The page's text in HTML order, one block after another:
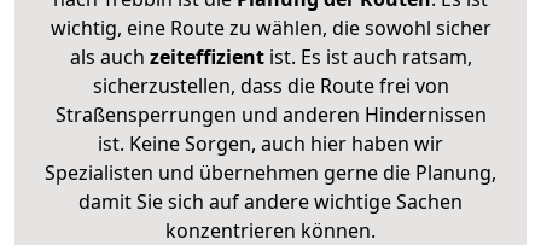
wichtig, eine Route zu wählen, die sowohl sicher
als auch zeiteffizientist. Es ist auch ratsam,
sicherzustellen, dass die Route frei von
Straßensperrungen und anderen Hindernissen
ist. Keine Sorgen, auch hier haben wir
Spezialisten und übernehmen gerne die Planung,
damit Sie sich auf andere wichtige Sachen
konzentrieren können.